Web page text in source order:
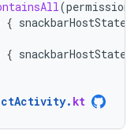
(permissions
{ snackbarHostState
{ snackbarHostState
. kt